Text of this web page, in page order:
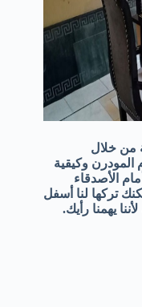
من خلال
وكيقية
الأصدقاء
تركها لنا أسفل
يهمنا رأيك.